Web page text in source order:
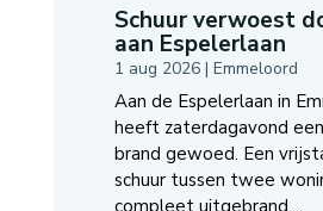
Schuur verwoest
aan Espelerlaan
1 aug 2026| Emmeloord
Aan de Espelerlaan in
heeft zaterdagavond
brand gewoed. Een
schuur tussen twee
compleet uitgebrand....